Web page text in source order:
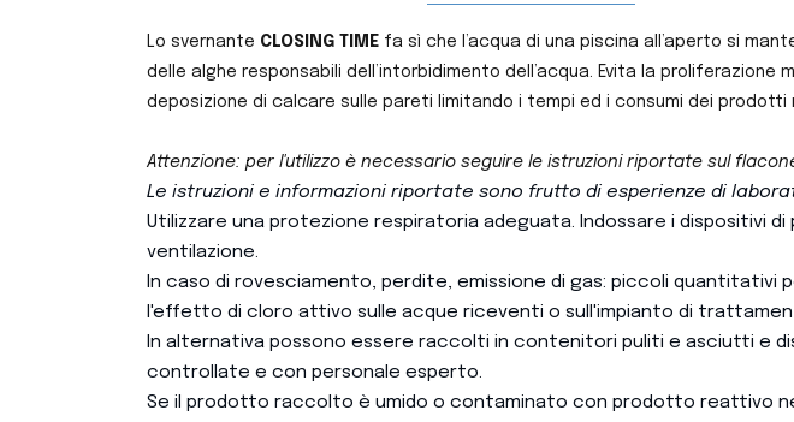
Lo svernante CLOSING TIMEfa sì che l’acqua di una piscina all’aperto si
delle alghe responsabili dell’intorbidimento dell’acqua. Evita la
deposizione di calcare sulle pareti limitando i tempi ed i consumi dei prodotti
Attenzione: per l'utilizzo è necessario seguire le istruzioni riportate sul
Le istruzioni e informazioni riportate sono frutto di esperienze di
Utilizzare una protezione respiratoria adeguata. Indossare i dispositivi
ventilazione.
In caso di rovesciamento, perdite, emissione di gas: piccoli
l'effetto di cloro attivo sulle acque riceventi o sull'impianto di
In alternativa possono essere raccolti in contenitori puliti e asciutti e
controllate e con personale esperto.
Se il prodotto raccolto è umido o contaminato con prodotto reattivo